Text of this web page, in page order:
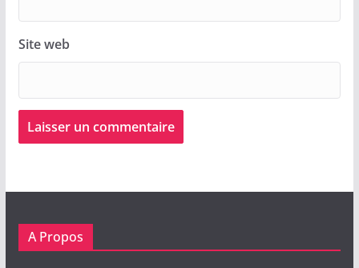
Site web
A Propos